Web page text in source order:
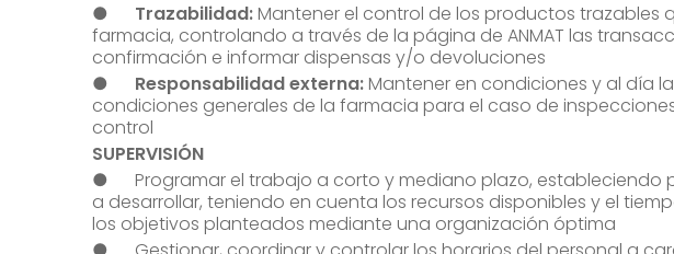
● Trazabilidad:Mantener el control de los productos trazables
farmacia, controlando a través de la página de ANMAT las
confirmación e informar dispensas y/o devoluciones
● Responsabilidad externa:Mantener en condiciones y al día
condiciones generales de la farmacia para el caso de
control
SUPERVISIÓN
● Programar el trabajo a corto y mediano plazo, estableciendo
a desarrollar, teniendo en cuenta los recursos disponibles y el
los objetivos planteados mediante una organización óptima